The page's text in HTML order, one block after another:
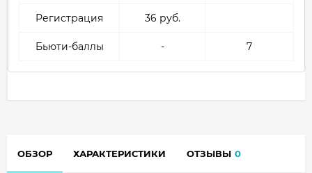
Регистрация 36 руб.
Бьюти-баллы - 7
ОБЗОР ХАРАКТЕРИСТИКИ ОТЗЫВЫ 0